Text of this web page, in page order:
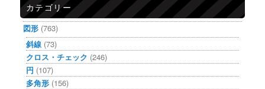
カテゴリー
図形 (763)
斜線 (73)
クロス・チェック (246)
円 (107)
多角形 (156)